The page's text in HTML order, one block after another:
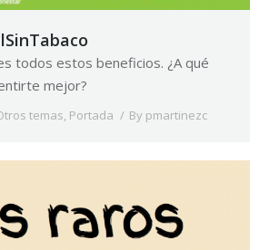
todos estos beneficios. ¿A qué
mejor?
temas Portada By pmartinezc